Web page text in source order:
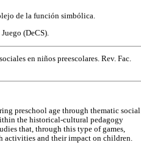
de la función simbólica.
(DeCS).
en niños preescolares. Rev. Fac.
preschool age through thematic social
the historical-cultural pedagogy
that, through this type of games,
activities and their impact on children.